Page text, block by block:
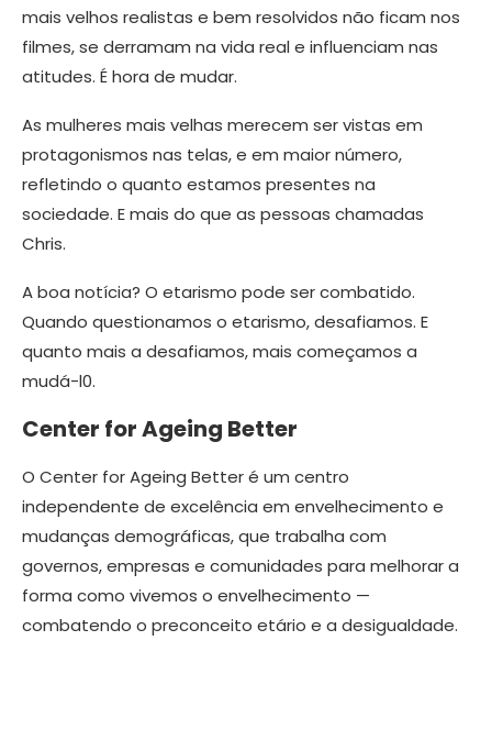
mais velhos realistas e bem resolvidos não ficam nos
filmes, se derramam na vida real e influenciam nas
atitudes. É hora de mudar.
As mulheres mais velhas merecem ser vistas em
protagonismos nas telas, e em maior número,
refletindo o quanto estamos presentes na
sociedade. E mais do que as pessoas chamadas
Chris.
A boa notícia? O etarismo pode ser combatido.
Quando questionamos o etarismo, desafiamos. E
quanto mais a desafiamos, mais começamos a
mudá-l0.
Center for Ageing Better
O Center for Ageing Better é um centro
independente de excelência em envelhecimento e
mudanças demográficas, que trabalha com
governos, empresas e comunidades para melhorar a
forma como vivemos o envelhecimento —
combatendo o preconceito etário e a desigualdade.